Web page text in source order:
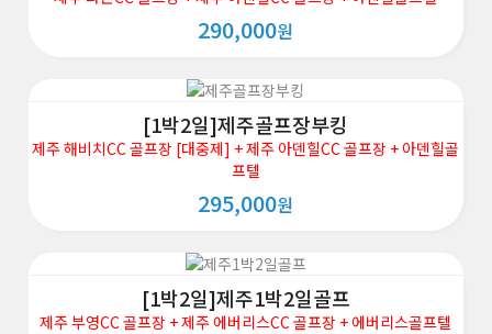
290,000원
[1박2일]제주골프장부킹
제주 해비치CC 골프장 [대중제] + 제주 아덴힐CC 골프장 + 아덴힐골
프텔
295,000원
[1박2일]제주1박2일골프
제주 부영CC 골프장 + 제주 에버리스CC 골프장 + 에버리스골프텔